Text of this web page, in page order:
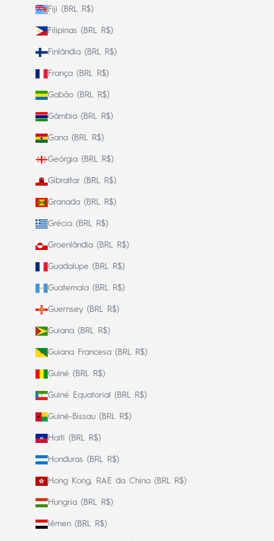
Fiji (BRL R$)
Filipinas (BRL R$)
Finlândia (BRL R$)
França (BRL R$)
Gabão (BRL R$)
Gâmbia (BRL R$)
Gana (BRL R$)
Geórgia (BRL R$)
Gibraltar (BRL R$)
Granada (BRL R$)
Grécia (BRL R$)
Groenlândia (BRL R$)
Guadalupe (BRL R$)
Guatemala (BRL R$)
Guernsey (BRL R$)
Guiana (BRL R$)
Guiana Francesa (BRL R$)
Guiné (BRL R$)
Guiné Equatorial (BRL R$)
Guiné-Bissau (BRL R$)
Haiti (BRL R$)
Honduras (BRL R$)
Hong Kong, RAE da China (BRL R$)
Hungria (BRL R$)
Iêmen (BRL R$)